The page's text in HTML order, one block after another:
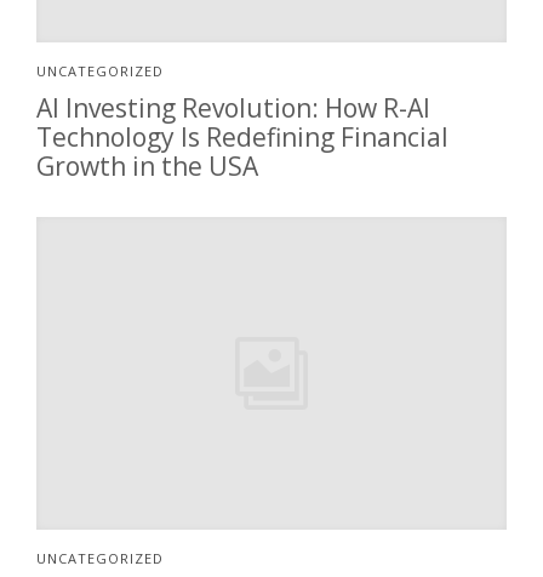
UNCATEGORIZED
AI Investing Revolution: How R-AI
Technology Is Redefining Financial
Growth in the USA
UNCATEGORIZED